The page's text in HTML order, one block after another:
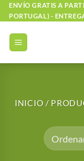
Saltar
al
contenido
ENVÍO GRATIS A
PORTUGAL) -
INICIO /